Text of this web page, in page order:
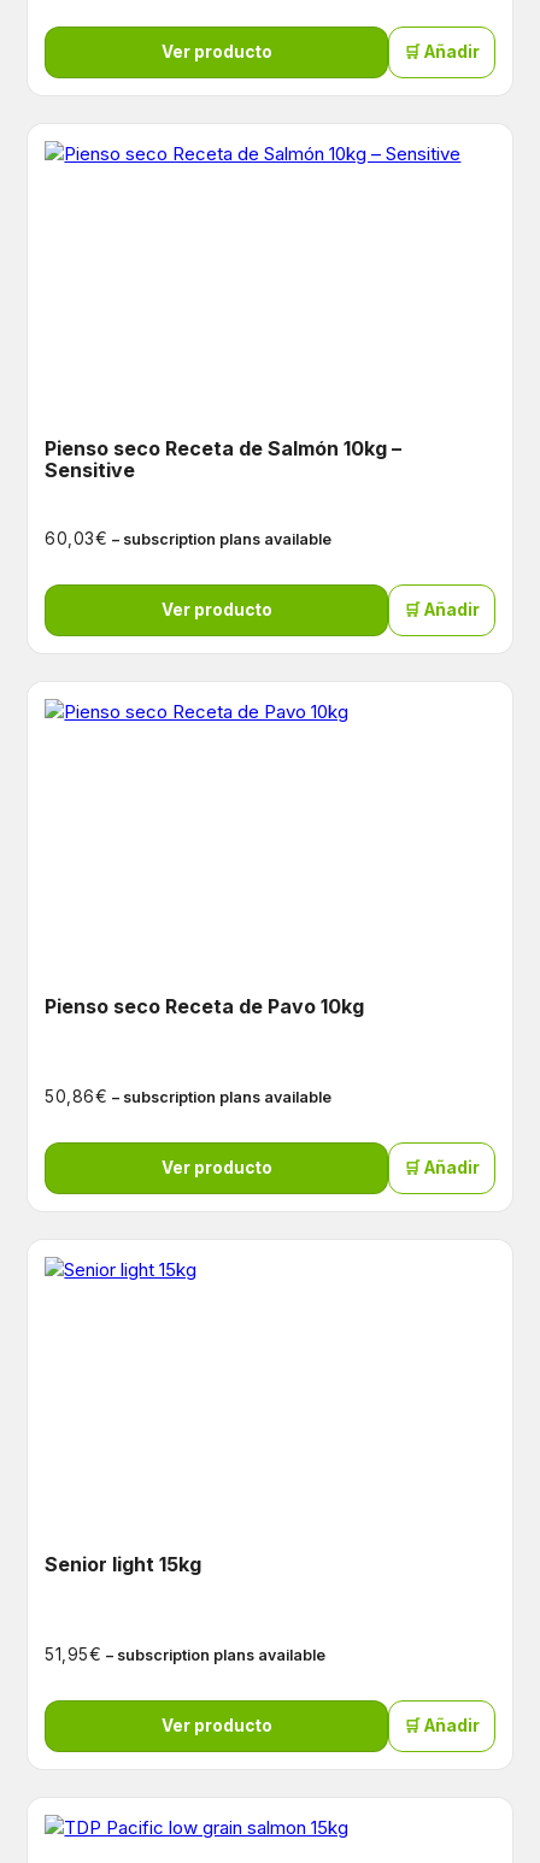
Ver producto 🛒 Añadir
Pienso seco Receta de Salmón 10kg –
Sensitive
60,03€ – subscription plans available
Ver producto 🛒 Añadir
Pienso seco Receta de Pavo 10kg
50,86€ – subscription plans available
Ver producto 🛒 Añadir
Senior light 15kg
51,95€ – subscription plans available
Ver producto 🛒 Añadir